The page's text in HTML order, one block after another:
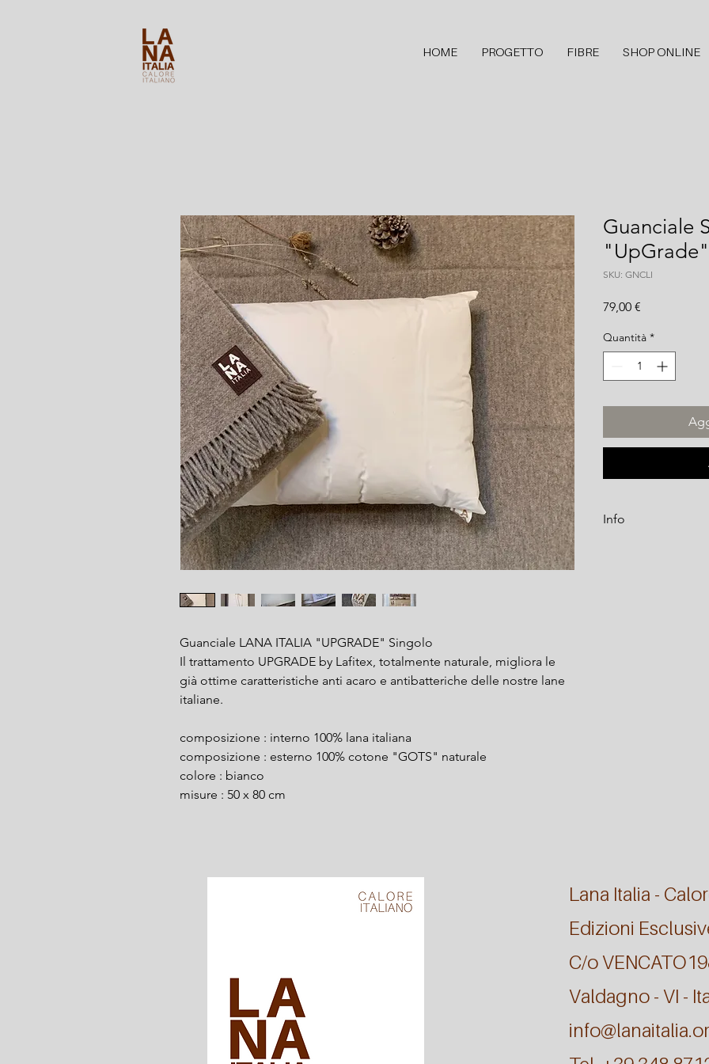
HOME PROGETTO FIBRE SHOP ONLINE
Guanciale LANA ITALIA "UPGRADE" Singolo
Il trattamento UPGRADE by Lafitex, totalmente naturale, migliora le
già ottime caratteristiche anti acaro e antibatteriche delle nostre lane
italiane.
​composizione : interno 100% lana italiana
composizione : esterno 100% cotone "GOTS" naturale
colore : bianco
misure : 50 x 80 cm
Guanciale
"UpGrade"
SKU: GNCLI
79,00 €
Quantità *
Info
Lana Italia -
Edizioni
C/o
Valdagno - VI -